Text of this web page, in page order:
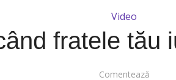
Video
fratele tău
Comentează